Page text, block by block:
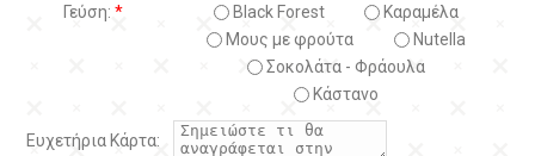
Γεύση: *
Black Forest
Kαραμέλα
Μους με φρούτα
Nutella
Σοκολάτα - Φράουλα
Κάστανο
Ευχετήρια Κάρτα: